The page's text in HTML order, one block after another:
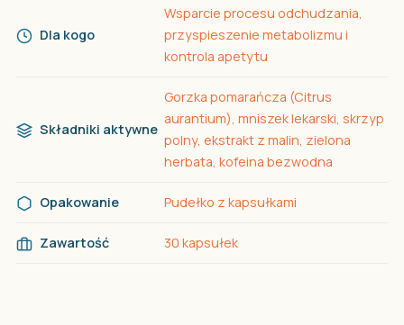
Dla kogo
Wsparcie procesu odchudzania,
przyspieszenie metabolizmu i
kontrola apetytu
Składniki aktywne
Gorzka pomarańcza (Citrus
aurantium), mniszek lekarski, skrzyp
polny, ekstrakt z malin, zielona
herbata, kofeina bezwodna
Opakowanie Pudełko z kapsułkami
Zawartość 30 kapsułek